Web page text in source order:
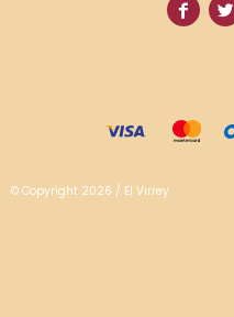
 
© Copyright 2026 / El Virrey